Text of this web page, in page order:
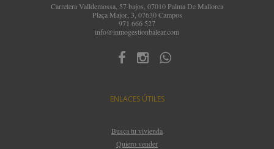
Carretera Valldemossa, 57 bajos, 07010 Palma De Mallorca
Plaça Major, 3, 07630 Campos
971 666 527
info@inmogestionbalear.com
ENLACES ÚTILES
Busca tu vivienda
Quiero vender